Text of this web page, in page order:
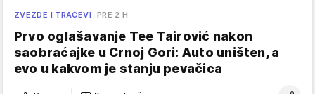
ZVEZDE I TRAČEVI PRE 2 H
Prvo oglašavanje Tee Tairović nakon
saobraćajke u Crnoj Gori: Auto uništen, a
evo u kakvom je stanju pevačica